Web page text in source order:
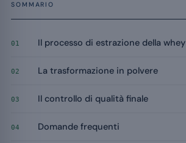
SOMMARIO
01 Il processo di estrazione della whey
02 La trasformazione in polvere
03 Il controllo di qualità finale
04 Domande frequenti